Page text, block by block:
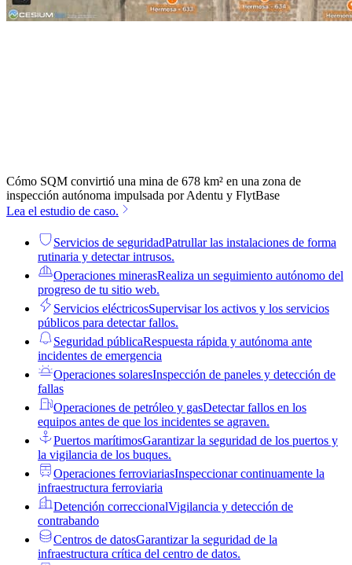
Cómo SQM convirtió una mina de 678 km² en una zona de
inspección autónoma impulsada por Adentu y FlytBase
Lea el estudio de caso.
Servicios de seguridadPatrullar las instalaciones de forma
rutinaria y detectar intrusos.
Operaciones minerasRealiza un seguimiento autónomo del
progreso de tu sitio web.
Servicios eléctricosSupervisar los activos y los servicios
públicos para detectar fallos.
Seguridad públicaRespuesta rápida y autónoma ante
incidentes de emergencia
Operaciones solaresInspección de paneles y detección de
fallas
Operaciones de petróleo y gasDetectar fallos en los
equipos antes de que los incidentes se agraven.
Puertos marítimosGarantizar la seguridad de los puertos y
la vigilancia de los buques.
Operaciones ferroviariasInspeccionar continuamente la
infraestructura ferroviaria
Detención correccionalVigilancia y detección de
contrabando
Centros de datosGarantizar la seguridad de la
infraestructura crítica del centro de datos.